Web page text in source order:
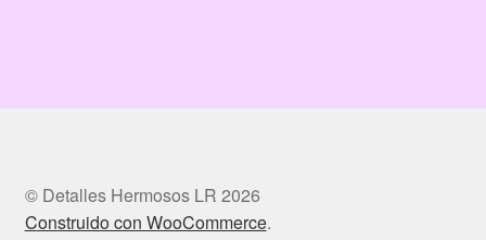
© Detalles Hermosos LR 2026
Construido con WooCommerce.